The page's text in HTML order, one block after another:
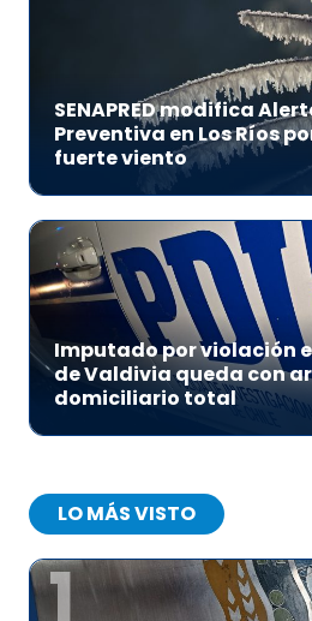
SENAPRED modifica
Preventiva en Los Ríos
fuerte viento
Imputado por violación
de Valdivia queda con
domiciliario total
LO MÁS VISTO
1